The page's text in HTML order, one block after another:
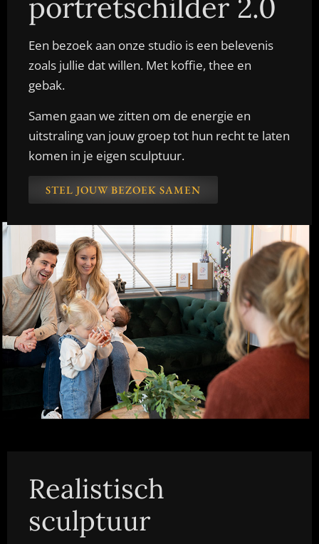
portretschilder 2.0
Een bezoek aan onze studio is een belevenis
zoals jullie dat willen. Met koffie, thee en
gebak.
Samen gaan we zitten om de energie en
uitstraling van jouw groep tot hun recht te laten
komen in je eigen sculptuur.
STEL JOUW BEZOEK SAMEN
Realistisch
sculptuur